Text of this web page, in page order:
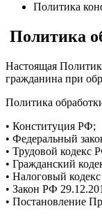
Политика
Политика
Настоящая
гражданина при
Политика
• Конституция РФ;
• Федеральный
• Трудовой кодекс
• Гражданский
• Налоговый
• Закон РФ
• Постановление